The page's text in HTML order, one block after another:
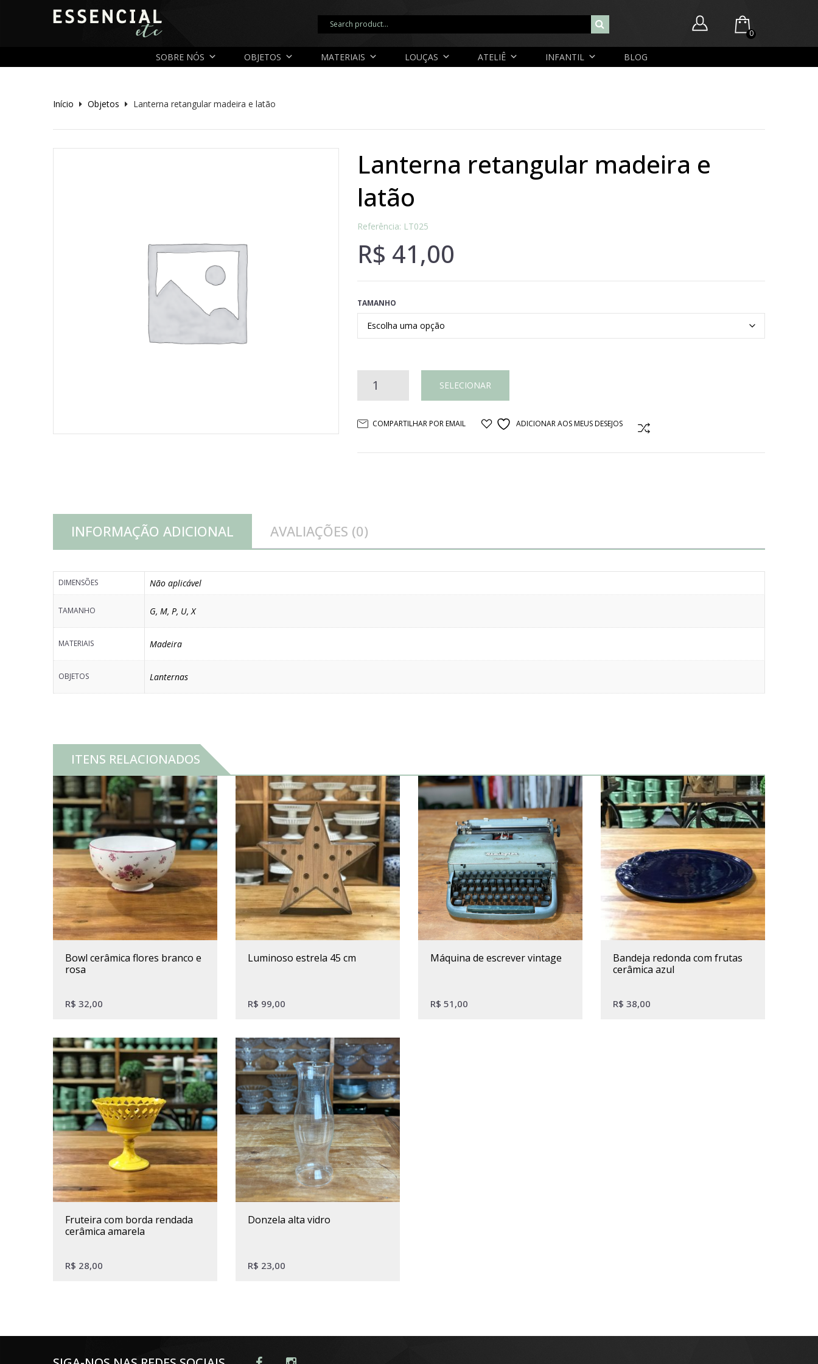
0
Você ainda não possui itens no seu carrinho.
Nome de usuário ou endereço de e-mail
Lembrar-me
SOBRE NÓS OBJETOS MATERIAIS LOUÇAS ATELIÊ INFANTIL BLOG
Início Objetos Lanterna retangular madeira e latão
lanterna retangular madeira e
latão
Referência: LT025
R$ 41,00
TAMANHO
Lanterna
quantidade
SELECIONAR
COMPARTILHAR POR EMAIL ADICIONAR AOS MEUS DESEJOS
INFORMAÇÃO ADICIONAL AVALIAÇÕES (0)
DIMENSÕES Não aplicável
TAMANHO G, M, P, U,X
MATERIAIS Madeira
OBJETOS Lanternas
ITENS RELACIONADOS
bowl cerâmica flores branco e
rosa
R$ 32,00
luminoso estrela 45 cm
R$ 99,00
máquina de escrever vintage
R$ 51,00
bandeja redonda com frutas
cerâmica azul
R$ 38,00
fruteira com borda rendada
cerâmica amarela
R$ 28,00
donzela alta vidro
R$ 23,00